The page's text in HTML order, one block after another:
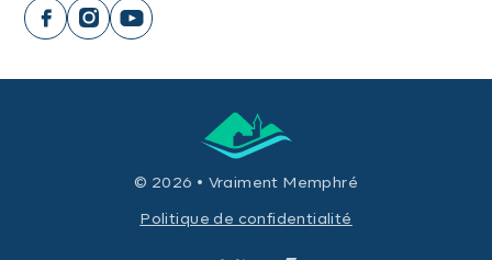
© 2026 • Vraiment Memphré
Politique de confidentialité